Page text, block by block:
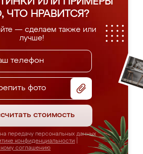
ЧТО НРАВИТСЯ?
— сделаем также или
лучше!
фото
стоимость
передачу персональных данных
конфиденциальности
соглашению